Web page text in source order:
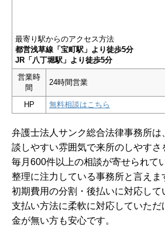
最寄り駅からのアクセス方法
都営浅草線「宝町駅」より徒歩5分
JR「八丁堀駅」より徒歩5分
営業時
間
24時間営業
HP 無料相談はこちら
弁護士法人サンク総合法律事務所は
談しやすい雰囲気で来所のしやすさ
毎月600件以上の相談が寄せられて
整理に注力している事務所と言えま
初期費用の分割・後払いに対応して
支払い方法に柔軟に対応していただ
金が無い方も安心です。